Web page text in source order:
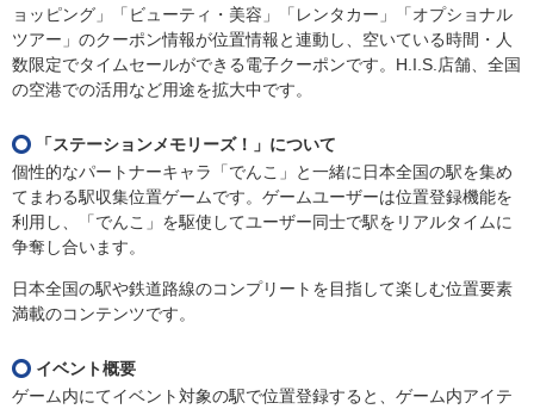
ョッピング」「ビューティ・美容」「レンタカー」「オプショナル
ツアー」のクーポン情報が位置情報と連動し、空いている時間・人
数限定でタイムセールができる電子クーポンです。H.I.S.店舗、全国
の空港での活用など用途を拡大中です。
「ステーションメモリーズ！」について
個性的なパートナーキャラ「でんこ」と一緒に日本全国の駅を集め
てまわる駅収集位置ゲームです。ゲームユーザーは位置登録機能を
利用し、「でんこ」を駆使してユーザー同士で駅をリアルタイムに
争奪し合います。
日本全国の駅や鉄道路線のコンプリートを目指して楽しむ位置要素
満載のコンテンツです。
イベント概要
ゲーム内にてイベント対象の駅で位置登録すると、ゲーム内アイテ